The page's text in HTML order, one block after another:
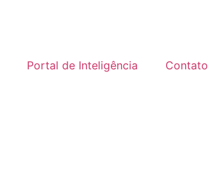
Portal de Inteligência Contato